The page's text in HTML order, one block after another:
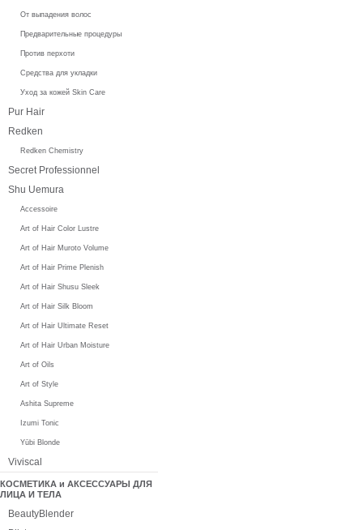
От выпадения волос
Предварительные процедуры
Против перхоти
Средства для укладки
Уход за кожей Skin Care
Pur Hair
Redken
Redken Chemistry
Secret Professionnel
Shu Uemura
Accessoire
Art of Hair Color Lustre
Art of Hair Muroto Volume
Art of Hair Prime Plenish
Art of Hair Shusu Sleek
Art of Hair Silk Bloom
Art of Hair Ultimate Reset
Art of Hair Urban Moisture
Art of Oils
Art of Style
Ashita Supreme
Izumi Tonic
Yūbi Blonde
Viviscal
КОСМЕТИКА и АКСЕССУАРЫ ДЛЯ
ЛИЦА И ТЕЛА
BeautyBlender